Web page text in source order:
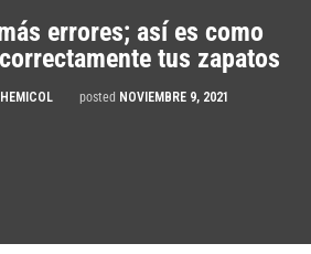
errores; así es como
tus zapatos
posted NOVIEMBRE 9, 2021